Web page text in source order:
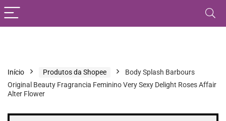
Início Produtos da Shopee
Body Splash Barbours
Original Beauty Fragrancia Feminino Very Sexy Delight Roses Affair
Alter Flower